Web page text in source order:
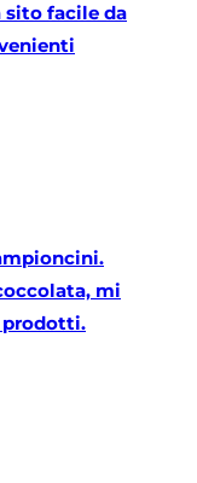
sito facile da
mi
prodotti.